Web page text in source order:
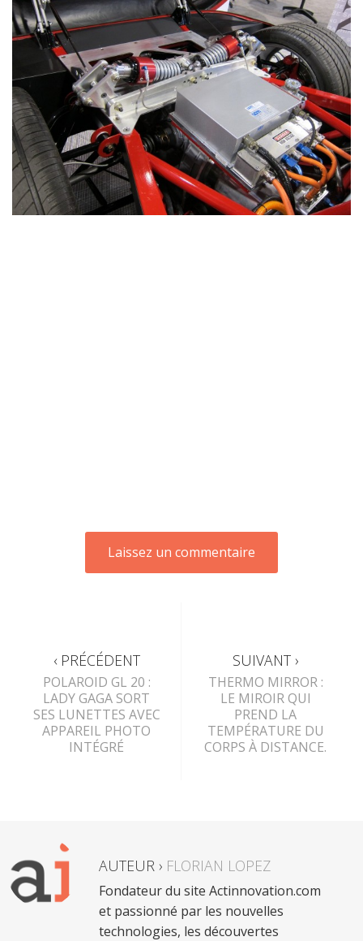
‹ PRÉCÉDENT
POLAROID GL 20 :
LADY GAGA SORT
SES LUNETTES AVEC
APPAREIL PHOTO
INTÉGRÉ
SUIVANT ›
THERMO MIRROR :
LE MIROIR QUI
PREND LA
TEMPÉRATURE DU
CORPS À DISTANCE.
AUTEUR › FLORIAN LOPEZ
Fondateur du site Actinnovation.com
et passionné par les nouvelles
technologies, les découvertes